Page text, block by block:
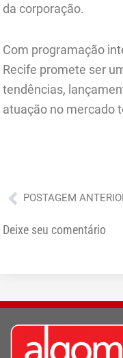
da corporação.
Com programação
Recife promete ser
tendências,
atuação no mercado
Anterior
POSTAGEM
Deixe seu comentário